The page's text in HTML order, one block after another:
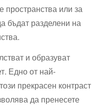
пространства или за
бъдат разделени на
и образуват
Едно от най-
прекрасен контраст
да пренесете